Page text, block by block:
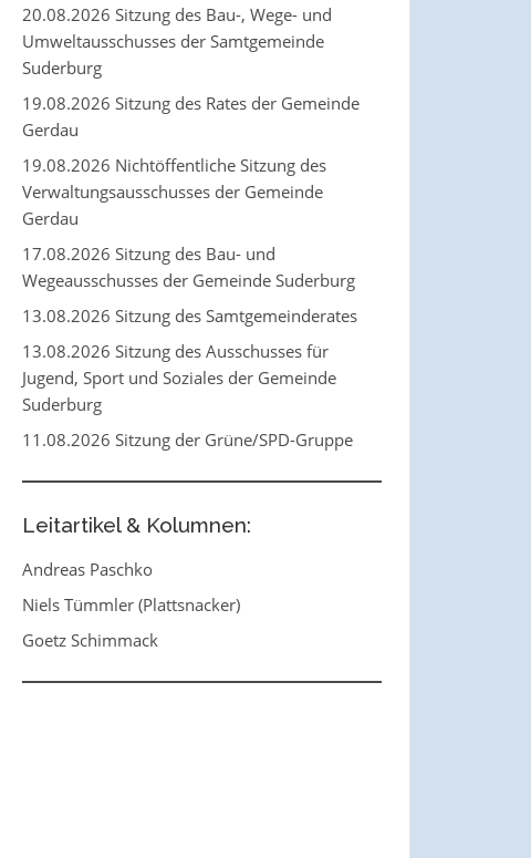
20.08.2026 Sitzung des Bau-, Wege- und
Umweltausschusses der Samtgemeinde
Suderburg
19.08.2026 Sitzung des Rates der Gemeinde
Gerdau
19.08.2026 Nichtöffentliche Sitzung des
Verwaltungsausschusses der Gemeinde
Gerdau
17.08.2026 Sitzung des Bau- und
Wegeausschusses der Gemeinde Suderburg
13.08.2026 Sitzung des Samtgemeinderates
13.08.2026 Sitzung des Ausschusses für
Jugend, Sport und Soziales der Gemeinde
Suderburg
11.08.2026 Sitzung der Grüne/SPD-Gruppe
Leitartikel & Kolumnen:
Andreas Paschko
Niels Tümmler (Plattsnacker)
Goetz Schimmack